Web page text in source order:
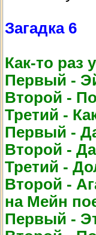
Загадка 6
Как-то раз
Первый -
Второй -
Третий -
Первый -
Второй -
Третий -
Второй -
на Мейн
Первый -